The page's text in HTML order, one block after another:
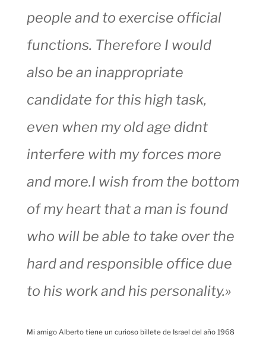
people and to exercise official
functions. Therefore I would
also be an inappropriate
candidate for this high task,
even when my old age didnt
interfere with my forces more
and more.I wish from the bottom
of my heart that a man is found
who will be able to take over the
hard and responsible office due
to his work and his personality.»
Mi amigo Alberto tiene un curioso billete de Israel del año 1968